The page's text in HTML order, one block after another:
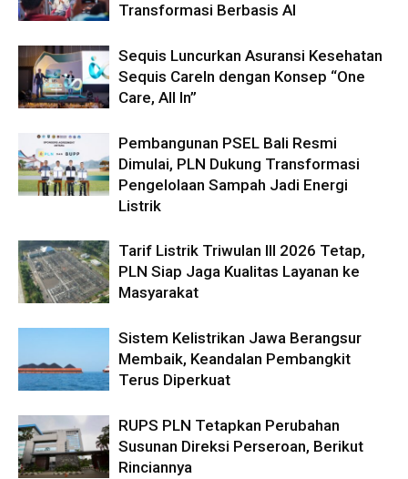
Transformasi Berbasis AI
Sequis Luncurkan Asuransi Kesehatan
Sequis CareIn dengan Konsep “One
Care, All In”
Pembangunan PSEL Bali Resmi
Dimulai, PLN Dukung Transformasi
Pengelolaan Sampah Jadi Energi
Listrik
Tarif Listrik Triwulan III 2026 Tetap,
PLN Siap Jaga Kualitas Layanan ke
Masyarakat
Sistem Kelistrikan Jawa Berangsur
Membaik, Keandalan Pembangkit
Terus Diperkuat
RUPS PLN Tetapkan Perubahan
Susunan Direksi Perseroan, Berikut
Rinciannya